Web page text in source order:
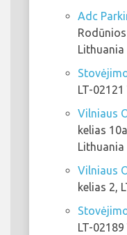
Adc
Lithuania
LT-
Vilniaus
kelias
Lithuania
Vilniaus
kelias 2,
LT-